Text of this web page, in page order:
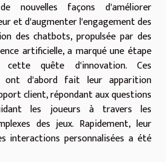
nouvelles façons d'améliorer
et d'augmenter l'engagement des
des chatbots, propulsée par des
artificielle, a marqué une étape
cette quête d'innovation. Ces
ont d'abord fait leur apparition
client, répondant aux questions
les joueurs à travers les
des jeux. Rapidement, leur
interactions personnalisées a été